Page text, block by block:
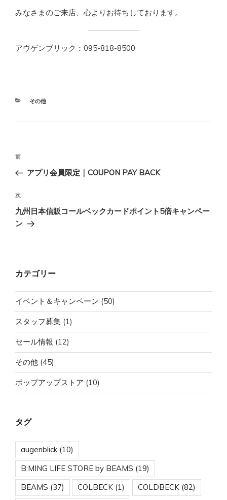
みなさまのご来店、心よりお待ちしております。
アウゲンブリック：095-818-8500
カ
その他
投
ナ
ビ
ゲ
ー
前
の
稿
前
アプリ会員限定｜COUPON PAY BACK
次
の
投
次
九州日本信販コールベックカードポイント5倍キャンペー
ン
カテゴリー
イベント＆キャンペーン (50)
スタッフ募集 (1)
セール情報 (12)
その他 (45)
ポップアップストア (10)
タグ
augenblick (10)
B:MING LIFE STORE by BEAMS (19)
BEAMS (37) COLBECK (1) COLDBECK (82)